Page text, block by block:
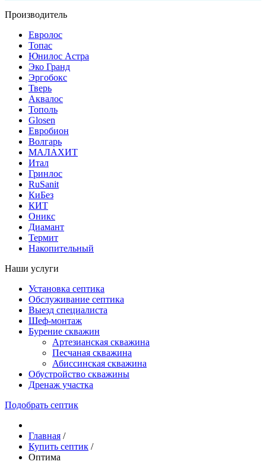
Производитель
Евролос
Топас
Юнилос Астра
Эко Гранд
Эргобокс
Тверь
Аквалос
Тополь
Glosen
Евробион
Волгарь
МАЛАХИТ
Итал
Гринлос
RuSanit
КиБез
КИТ
Оникс
Диамант
Термит
Накопительный
Наши услуги
Установка септика
Обслуживание септика
Выезд специалиста
Шеф-монтаж
Бурение скважин
Артезианская скважина
Песчаная скважина
Абиссинская скважина
Обустройство скважины
Дренаж участка
Подобрать септик
Главная /
Купить септик /
Оптима